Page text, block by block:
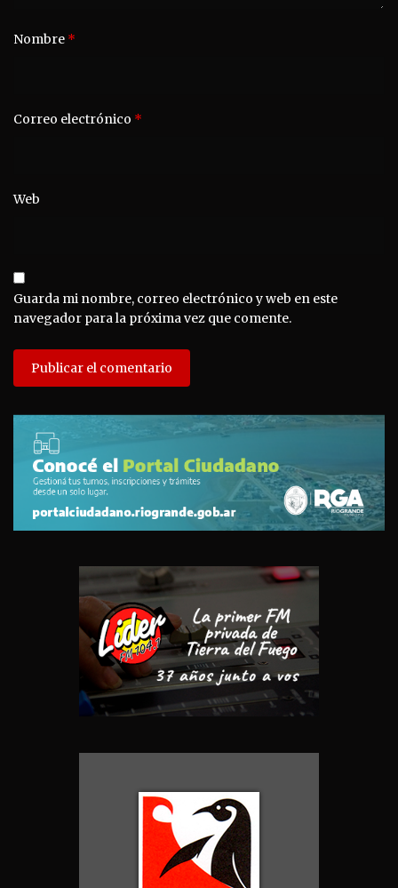
Nombre *
Correo electrónico *
Web
Guarda mi nombre, correo electrónico y web en este
navegador para la próxima vez que comente.